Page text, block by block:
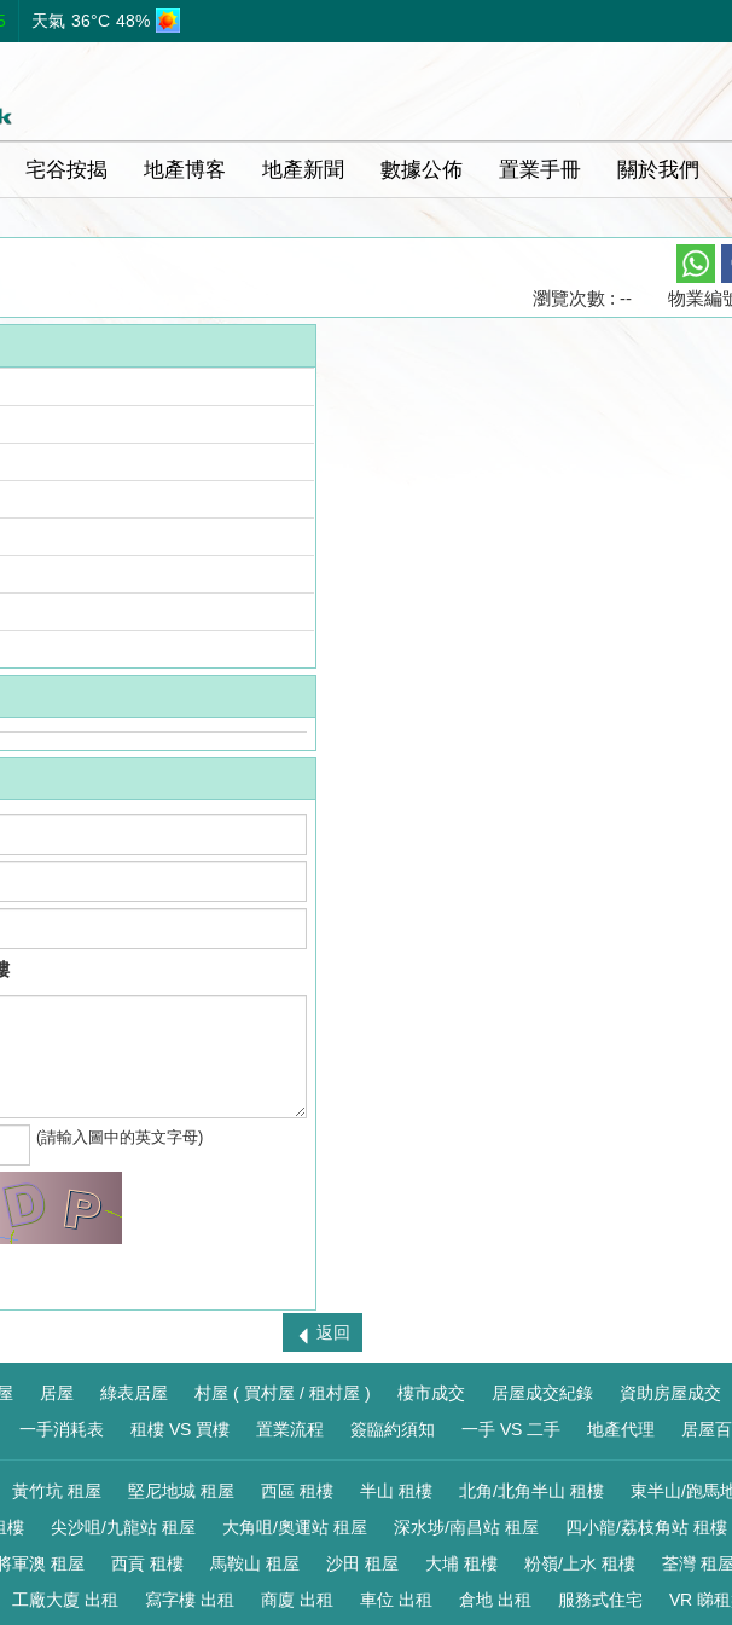
天氣 36°C 48%
宅谷按揭 地產博客 地產新聞 數據公佈 置業手冊 關於我們
物業編
瀏覽次數 : --
(請輸入圖中的英文字母)
返回
居屋 綠表居屋 村屋 ( 買村屋 / 租村屋 ) 樓市成交 居屋成交紀錄 資助房屋成交
一手消耗表 租樓 VS 買樓 置業流程 簽臨約須知 一手 VS 二手 地產代理 居屋
黃竹坑 租屋 堅尼地城 租屋 西區 租樓 半山 租樓 北角/北角半山 租樓 東半山/跑馬
樓 尖沙咀/九龍站 租屋 大角咀/奧運站 租屋 深水埗/南昌站 租屋 四小龍/荔枝角站 租樓
軍澳 租屋 西貢 租樓 馬鞍山 租屋 沙田 租屋 大埔 租樓 粉嶺/上水 租樓 荃灣 租屋
工廠大廈 出租 寫字樓 出租 商廈 出租 車位 出租 倉地 出租 服務式住宅 VR 睇